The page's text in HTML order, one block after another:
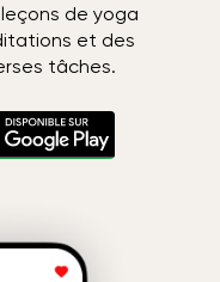
de yoga
et des
tâches.